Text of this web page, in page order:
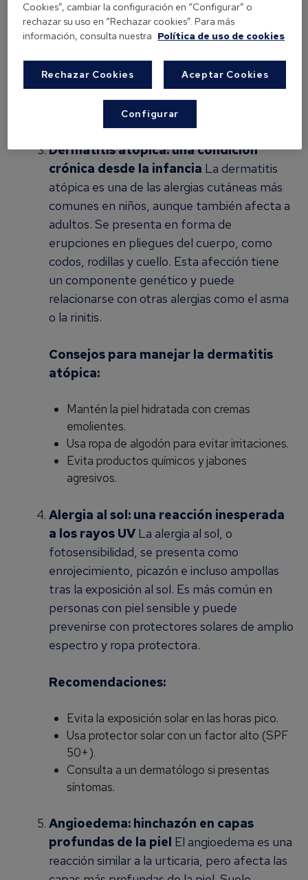
Factores desencadenantes:
Alérgenos como polvo, polen o productos
químicos.
Cambios de clima.
Estrés o rascado excesivo.
Dermatitis atópica: una condición
crónica desde la infancia La dermatitis
atópica es una de las alergias cutáneas más
comunes en niños, aunque también afecta a
adultos. Se presenta en forma de
erupciones en pliegues del cuerpo, como
codos, rodillas y cuello. Esta afección tiene
un componente genético y puede
relacionarse con otras alergias como el asma
o la rinitis.
Consejos para manejar la dermatitis
atópica:
Mantén la piel hidratada con cremas
emolientes.
Usa ropa de algodón para evitar irritaciones.
Evita productos químicos y jabones
agresivos.
Alergia al sol: una reacción inesperada
a los rayos UV La alergia al sol, o
fotosensibilidad, se presenta como
enrojecimiento, picazón e incluso ampollas
tras la exposición al sol. Es más común en
personas con piel sensible y puede
prevenirse con protectores solares de amplio
espectro y ropa protectora.
Recomendaciones:
Evita la exposición solar en las horas pico.
Usa protector solar con un factor alto (SPF
50+).
Consulta a un dermatólogo si presentas
síntomas.
Angioedema: hinchazón en capas
profundas de la piel El angioedema es una
reacción similar a la urticaria, pero afecta las
Cookies”, cambiar la configuración en “Configurar” o
rechazar su uso en “Rechazar cookies”. Para más
información, consulta nuestra Política de uso de cookies
Rechazar Cookies Aceptar Cookies
Configurar